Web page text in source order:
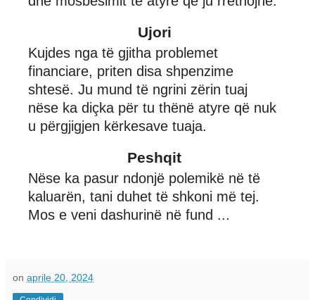
Ujori
Kujdes nga të gjitha problemet
financiare, priten disa shpenzime
shtesë. Ju mund të ngrini zërin tuaj
nëse ka diçka për tu thënë atyre që nuk
u përgjigjen kërkesave tuaja.
Peshqit
Nëse ka pasur ndonjë polemikë në të
kaluarën, tani duhet të shkoni më tej.
Mos e veni dashurinë në fund ...
on aprile 20, 2024